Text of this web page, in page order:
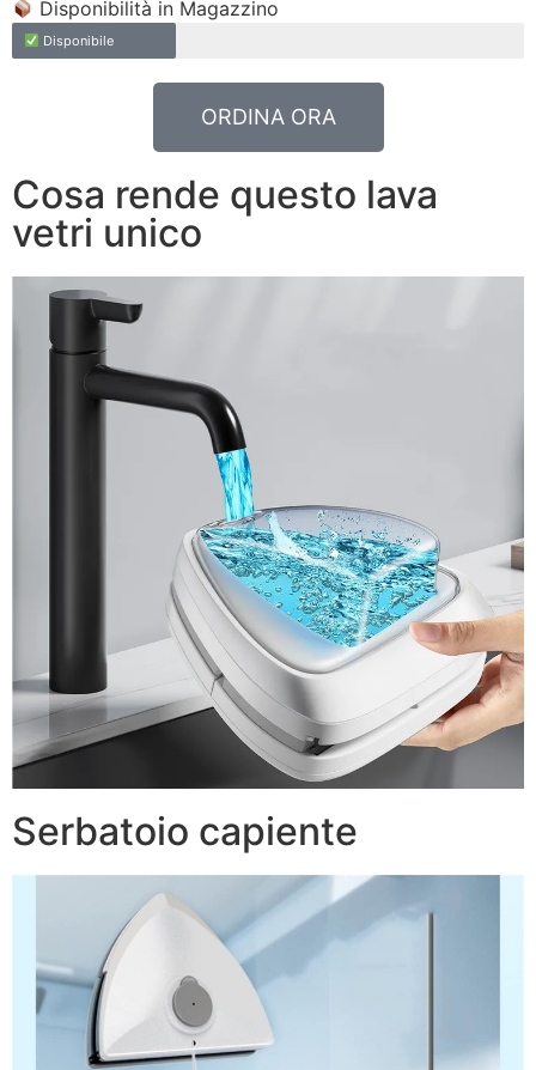
Disponibilità in Magazzino
Disponibile
ORDINA ORA
Cosa rende questo lava
vetri unico
Serbatoio capiente